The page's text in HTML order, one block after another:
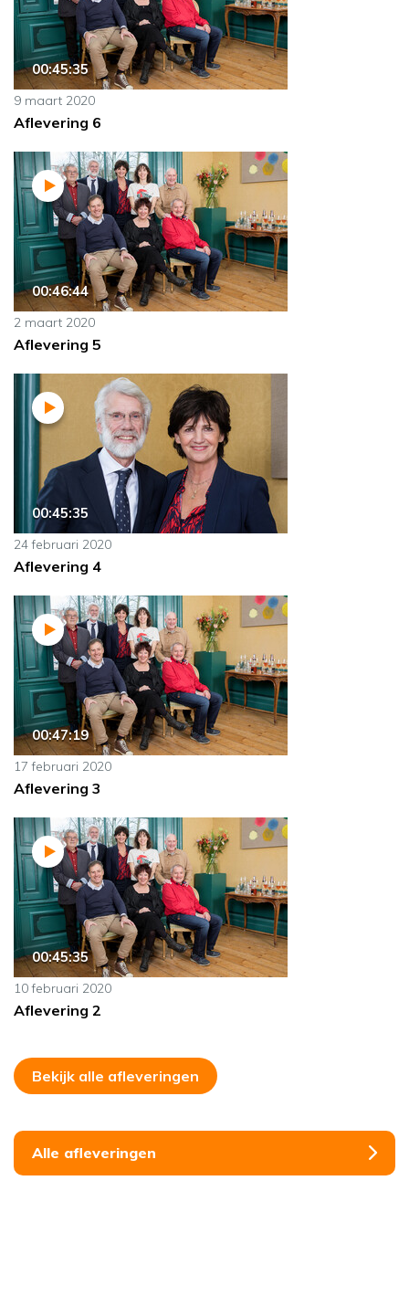
00:45:35
9 maart 2020
Aflevering 6
00:46:44
2 maart 2020
Aflevering 5
00:45:35
24 februari 2020
Aflevering 4
00:47:19
17 februari 2020
Aflevering 3
00:45:35
10 februari 2020
Aflevering 2
Bekijk alle afleveringen
Alle afleveringen